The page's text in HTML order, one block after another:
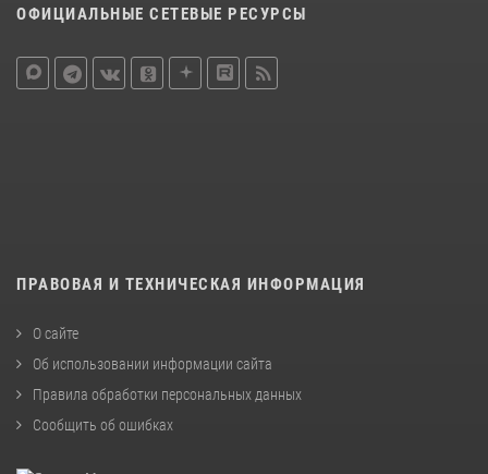
ОФИЦИАЛЬНЫЕ СЕТЕВЫЕ РЕСУРСЫ
ПРАВОВАЯ И ТЕХНИЧЕСКАЯ ИНФОРМАЦИЯ
О сайте
Об использовании информации сайта
Правила обработки персональных данных
Сообщить об ошибках